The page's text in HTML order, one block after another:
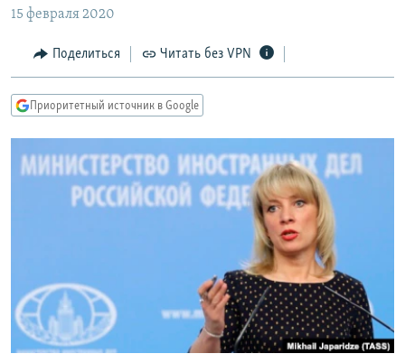
навигации
Вернутся
КУЛЬТУРА
IDEL.РЕАЛИИ
КАВКАЗ.РЕАЛИИ
СИБИРЬ.РЕАЛИИ
РАСПИСАНИЕ ВЕЩАНИЯ
15 февраля 2020
Поделиться Читать без VPN
Приоритетный источник в Google